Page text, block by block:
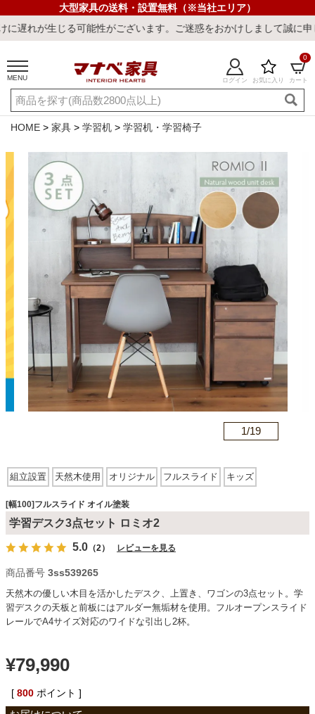
大型家具の送料・設置無料（※当社エリア）
がございます。ご迷惑をおかけしまして誠に申し訳ございません。
MENU ログイン お気に入り カート
0
ご利用ガイド 新規会員登録
店舗一覧 閲覧履歴
キーワード・商品番号で探す
冷感ラグ 冷感寝具 ワークデスク ウィルトンラ
カテゴリから探す
ソファ
ダイニングテーブル・セット
椅子・チェア
食器棚・キッチン収納
収納家具
HOME 家具 学習机 学習机・学習椅子
1/19
組立設置 天然木使用 オリジナル フルスライド キッズ
オイル塗装
[幅100]フルスライド オイル塗装
学習デスク3点セット ロミオ2
5.0 （2） レビューを見る
商品番号 3ss539265
天然木の優しい木目を活かしたデスク、上置き、ワゴンの3点セット。学
習デスクの天板と前板にはアルダー無垢材を使用。フルオープンスライド
レールでA4サイズ対応のワイドな引出し2杯。
¥79,990
[ 800 ポイント ]